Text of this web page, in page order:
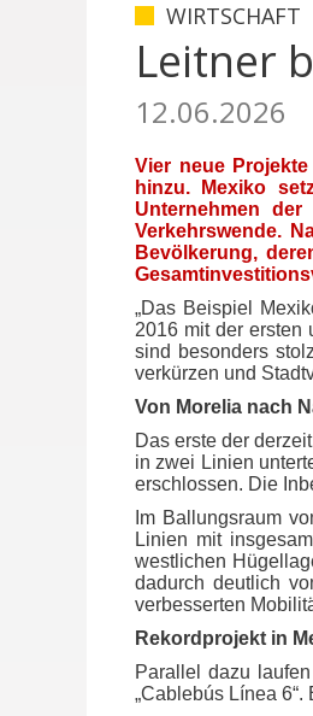
WIRTSCHAFT
Leitner
12.06.2026
Vier neue
hinzu. Mexiko
Unternehmen
Verkehrswende.
Bevölkerung,
„Das Beispiel
2016 mit der ersten
sind besonders
verkürzen und
Von Morelia nach
Das erste der
in zwei Linien
erschlossen. Die
Im Ballungsraum
Linien mit
westlichen
dadurch deutlich
verbesserten
Rekordprojekt in
Parallel dazu
„Cablebús Línea